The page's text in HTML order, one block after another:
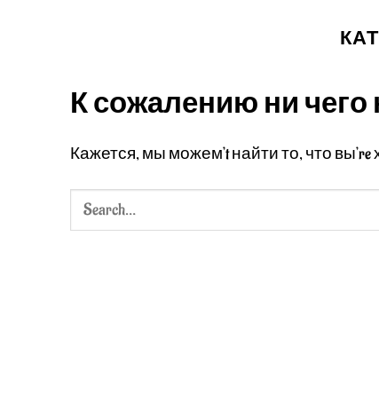
К сожалению ни
Кажется, мы можем’t найти то, что